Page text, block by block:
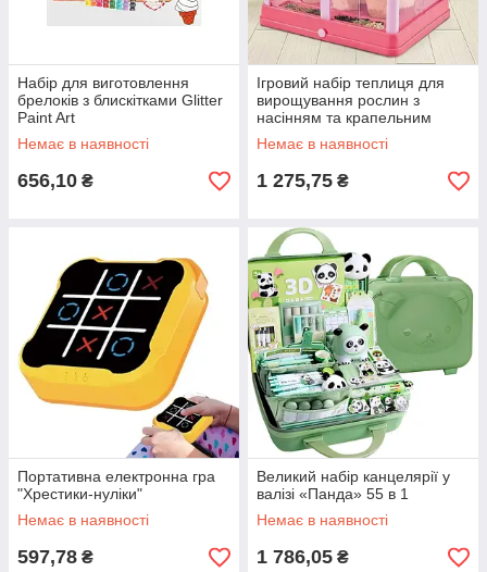
Набір для виготовлення
брелоків з блискітками Glitter
Paint Art
Немає в наявності
656,10 ₴
Ігровий набір теплиця для
вирощування рослин з
насінням та крапельним
поливом Рожевий
Немає в наявності
1 275,75 ₴
Портативна електронна гра
"Хрестики-нуліки"
Немає в наявності
597,78 ₴
Великий набір канцелярії у
валізі «Панда» 55 в 1
Немає в наявності
1 786,05 ₴